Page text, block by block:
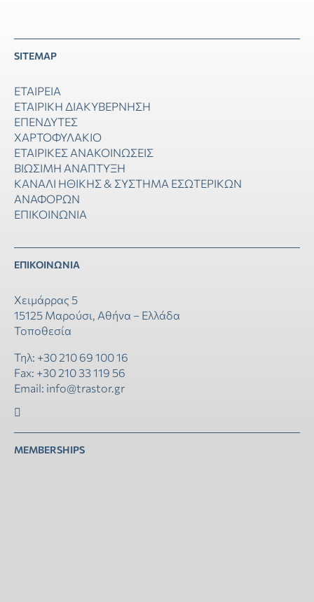
SITEMAP
ΕΤΑΙΡΕΙΑ
ΕΤΑΙΡΙΚΗ ΔΙΑΚΥΒΕΡΝΗΣΗ
ΕΠΕΝΔΥΤΕΣ
ΧΑΡΤΟΦΥΛΑΚΙΟ
ΕΤΑΙΡΙΚΕΣ ΑΝΑΚΟΙΝΩΣΕΙΣ
ΒΙΩΣΙΜΗ ΑΝΑΠΤΥΞΗ
ΚΑΝΑΛΙ ΗΘΙΚΗΣ & ΣΥΣΤΗΜΑ ΕΣΩΤΕΡΙΚΩΝ
ΑΝΑΦΟΡΩΝ
ΕΠΙΚΟΙΝΩΝΙΑ
ΕΠΙΚΟΙΝΩΝΙΑ
Χειμάρρας 5
15125 Μαρούσι, Αθήνα – Ελλάδα
Τοποθεσία
Τηλ: +30 210 69 100 16
Fax: +30 210 33 119 56
Email: info@trastor.gr
MEMBERSHIPS